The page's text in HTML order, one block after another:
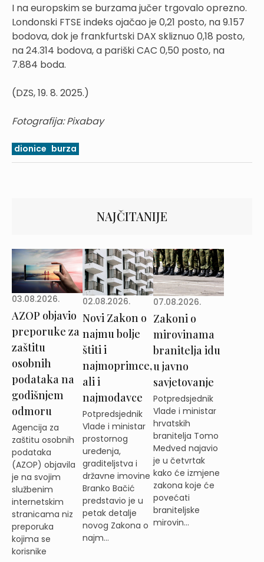
I na europskim se burzama jučer trgovalo oprezno.
Londonski FTSE indeks ojačao je 0,21 posto, na 9.157
bodova, dok je frankfurtski DAX skliznuo 0,18 posto,
na 24.314 bodova, a pariški CAC 0,50 posto, na
7.884 boda.
(DZS, 19. 8. 2025.)
Fotografija: Pixabay
dionice burza
NAJČITANIJE
03.08.2026.
AZOP objavio
preporuke za
zaštitu
osobnih
podataka na
godišnjem
odmoru
Agencija za
zaštitu osobnih
podataka
(AZOP) objavila
je na svojim
službenim
internetskim
stranicama niz
preporuka
kojima se
korisnike
02.08.2026.
Novi Zakon o
najmu bolje
štiti i
najmoprimce,
ali i
najmodavce
Potpredsjednik
Vlade i ministar
prostornog
uređenja,
graditeljstva i
državne imovine
Branko Bačić
predstavio je u
petak detalje
novog Zakona o
najm...
07.08.2026.
Zakoni o
mirovinama
branitelja idu
u javno
savjetovanje
Potpredsjednik
Vlade i ministar
hrvatskih
branitelja Tomo
Medved najavio
je u četvrtak
kako će izmjene
zakona koje će
povećati
braniteljske
mirovin...